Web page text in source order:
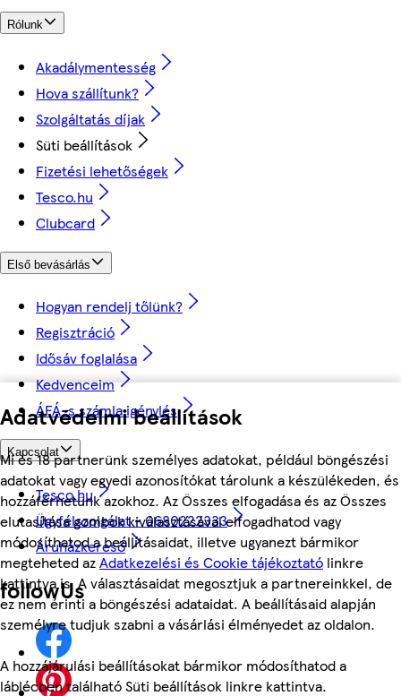
Adatvédelmi beállítások
Mi és 18 partnerünk személyes adatokat, például böngészési
adatokat vagy egyedi azonosítókat tárolunk a készülékeden, és
hozzáférhetünk azokhoz. Az Összes elfogadása és az Összes
elutasítása gombok kiválasztásával elfogadhatod vagy
módosíthatod a beállításaidat, illetve ugyanezt bármikor
megteheted azAdatkezelési és Cookie tájékoztató linkre
kattintva is. A választásaidat megosztjuk a partnereinkkel, de
ez nem érinti a böngészési adataidat. A beállításaid alapján
személyre tudjuk szabni a vásárlási élményedet az oldalon.
A hozzájárulási beállításokat bármikor módosíthatod a
láblécben található Süti beállítások linkre kattintva.
Rólunk
Akadálymentesség
Hova szállítunk?
Szolgáltatás díjak
Süti beállítások
Fizetési lehetőségek
Tesco.hu
Clubcard
Első bevásárlás
Hogyan rendelj tőlünk?
Regisztráció
Idősáv foglalása
Kedvenceim
ÁFÁ-s számla igénylés
Kapcsolat
Tesco.hu
Ügyfélszolgálat - 0680222333
Áruházkereső
followUs